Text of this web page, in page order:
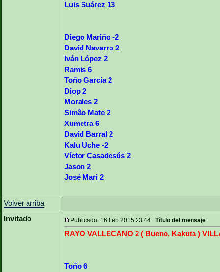
Luis Suárez 13
Diego Mariño -2
David Navarro 2
Iván López 2
Ramis 6
Toño García 2
Diop 2
Morales 2
Simão Mate 2
Xumetra 6
David Barral 2
Kalu Uche -2
Víctor Casadesús 2
Jason 2
José Mari 2
Volver arriba
Invitado
Publicado: 16 Feb 2015 23:44 Título del mensaje:
RAYO VALLECANO 2 ( Bueno, Kakuta )
Toño 6